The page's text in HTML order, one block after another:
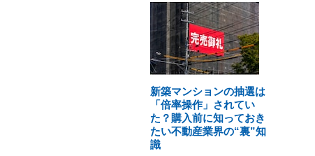
新築マンションの抽選は
「倍率操作」されてい
た？購入前に知っておき
たい不動産業界の“裏”知
識